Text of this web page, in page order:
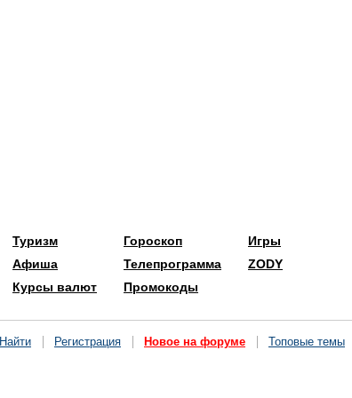
Туризм
Афиша
Курсы валют
Гороскоп
Телепрограмма
Промокоды
Игры
ZODY
Найти Регистрация Новое на форуме Топовые темы